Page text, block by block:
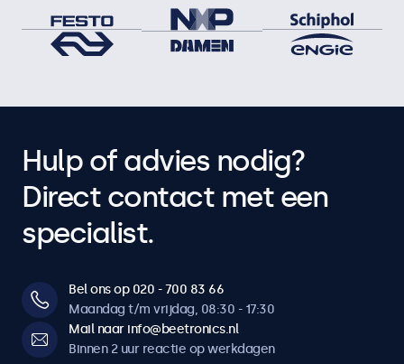
Hulp of advies nodig?
Direct contact met een
specialist.
Bel ons op 020 - 700 83 66
Maandag t/m vrijdag, 08:30 - 17:30
Mail naar info@beetronics.nl
Binnen 2 uur reactie op werkdagen